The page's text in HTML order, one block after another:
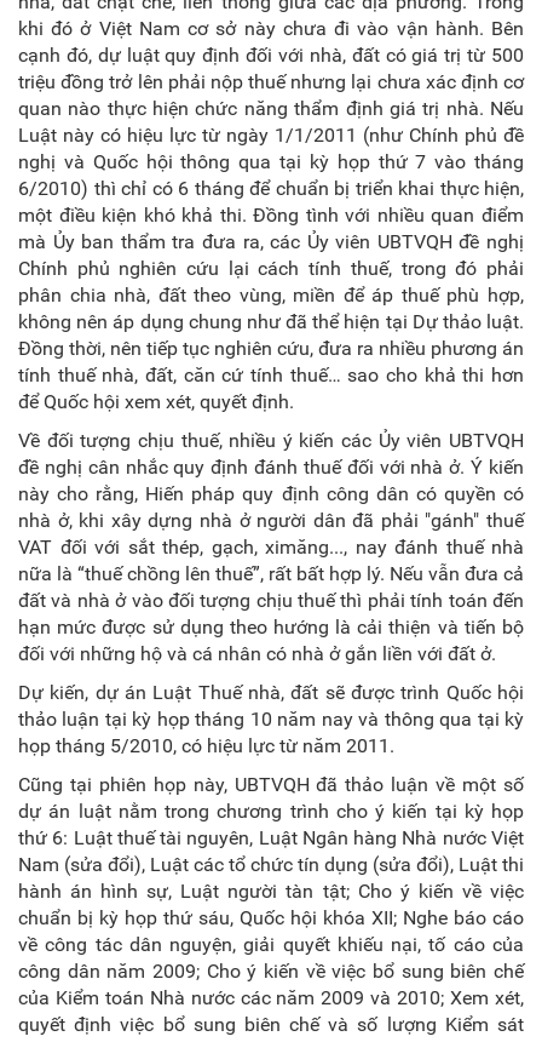
khi đó ở Việt Nam cơ sở này chưa đi vào vận hành. Bên
cạnh đó, dự luật quy định đối với nhà, đất có giá trị từ 500
triệu đồng trở lên phải nộp thuế nhưng lại chưa xác định cơ
quan nào thực hiện chức năng thẩm định giá trị nhà. Nếu
Luật này có hiệu lực từ ngày 1/1/2011 (như Chính phủ đề
nghị và Quốc hội thông qua tại kỳ họp thứ 7 vào tháng
6/2010) thì chỉ có 6 tháng để chuẩn bị triển khai thực hiện,
một điều kiện khó khả thi. Đồng tình với nhiều quan điểm
mà Ủy ban thẩm tra đưa ra, các Ủy viên UBTVQH đề nghị
Chính phủ nghiên cứu lại cách tính thuế, trong đó phải
phân chia nhà, đất theo vùng, miền để áp thuế phù hợp,
không nên áp dụng chung như đã thể hiện tại Dự thảo luật.
Đồng thời, nên tiếp tục nghiên cứu, đưa ra nhiều phương án
tính thuế nhà, đất, căn cứ tính thuế… sao cho khả thi hơn
để Quốc hội xem xét, quyết định.
Về đối tượng chịu thuế, nhiều ý kiến các Ủy viên UBTVQH
đề nghị cân nhắc quy định đánh thuế đối với nhà ở. Ý kiến
này cho rằng, Hiến pháp quy định công dân có quyền có
nhà ở, khi xây dựng nhà ở người dân đã phải "gánh" thuế
VAT đối với sắt thép, gạch, ximăng..., nay đánh thuế nhà
nữa là “thuế chồng lên thuế”, rất bất hợp lý. Nếu vẫn đưa cả
đất và nhà ở vào đối tượng chịu thuế thì phải tính toán đến
hạn mức được sử dụng theo hướng là cải thiện và tiến bộ
đối với những hộ và cá nhân có nhà ở gắn liền với đất ở.
Dự kiến, dự án Luật Thuế nhà, đất sẽ được trình Quốc hội
thảo luận tại kỳ họp tháng 10 năm nay và thông qua tại kỳ
họp tháng 5/2010, có hiệu lực từ năm 2011.
Cũng tại phiên họp này, UBTVQH đã thảo luận về một số
dự án luật nằm trong chương trình cho ý kiến tại kỳ họp
thứ 6: Luật thuế tài nguyên, Luật Ngân hàng Nhà nước Việt
Nam (sửa đổi), Luật các tổ chức tín dụng (sửa đổi), Luật thi
hành án hình sự, Luật người tàn tật; Cho ý kiến về việc
chuẩn bị kỳ họp thứ sáu, Quốc hội khóa XII; Nghe báo cáo
về công tác dân nguyện, giải quyết khiếu nại, tố cáo của
công dân năm 2009; Cho ý kiến về việc bổ sung biên chế
của Kiểm toán Nhà nước các năm 2009 và 2010; Xem xét,
quyết định việc bổ sung biên chế và số lượng Kiểm sát